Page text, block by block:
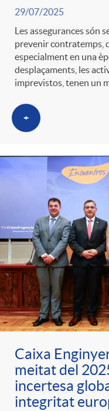
29/07/2025
Les assegurances són
prevenir contratemps,
especialment en una
desplaçaments, les
imprevistos, tenen un
+
Caixa
meitat del
incertesa
integritat